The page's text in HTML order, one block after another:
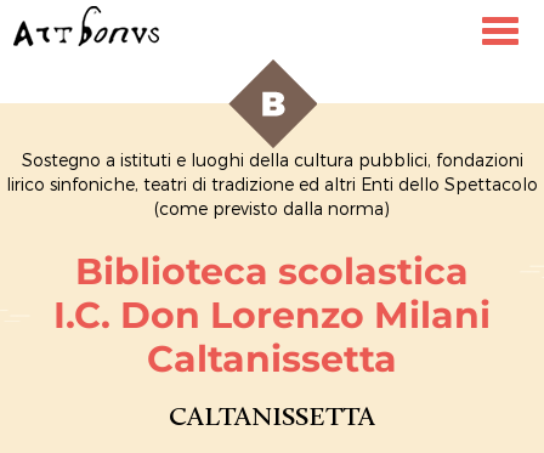
Sostegno a istituti e luoghi della cultura pubblici, fondazioni
lirico sinfoniche, teatri di tradizione ed altri Enti dello Spettacolo
(come previsto dalla norma)
Biblioteca scolastica
I.C. Don Lorenzo Milani
Caltanissetta
CALTANISSETTA